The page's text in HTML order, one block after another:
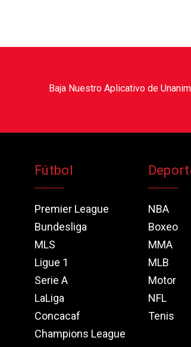
Baja Nuestro Aplicativo de
Fútbol
Premier League
Bundesliga
MLS
Ligue 1
Serie A
LaLiga
Concacaf
Champions League
NBA
Boxeo
MMA
MLB
Motor
NFL
Tenis